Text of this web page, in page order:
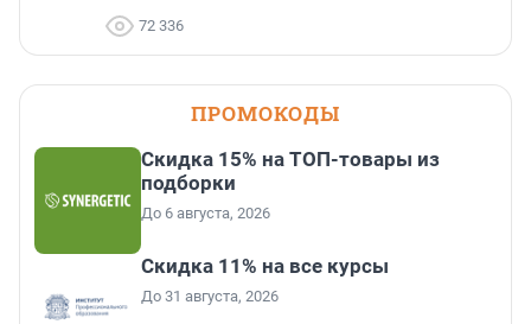
72 336
ПРОМОКОДЫ
Скидка 15% на ТОП-товары из
подборки
До 6 августа, 2026
Скидка 11% на все курсы
До 31 августа, 2026